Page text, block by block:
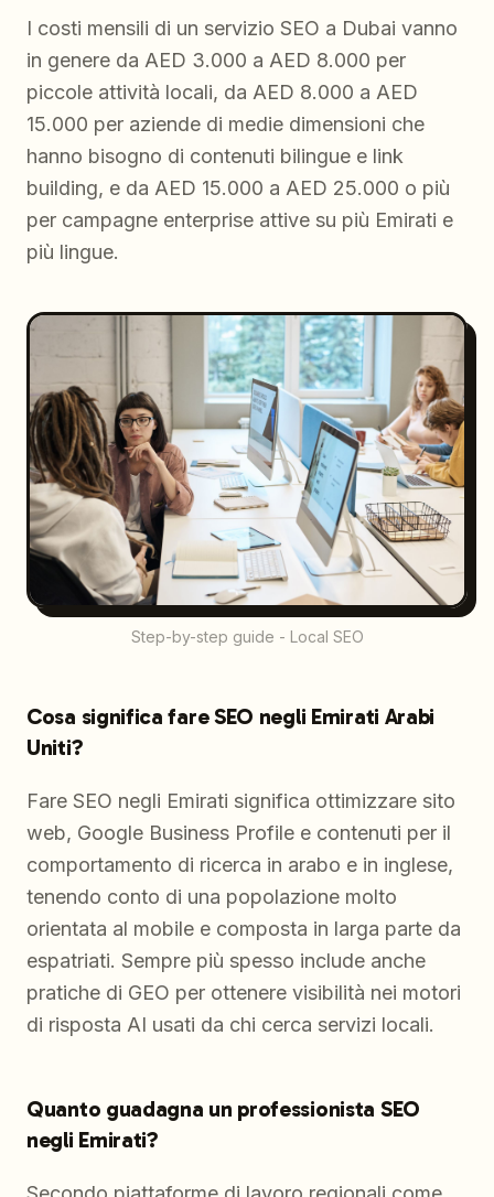
I costi mensili di un servizio SEO a Dubai vanno
in genere da AED 3.000 a AED 8.000 per
piccole attività locali, da AED 8.000 a AED
15.000 per aziende di medie dimensioni che
hanno bisogno di contenuti bilingue e link
building, e da AED 15.000 a AED 25.000 o più
per campagne enterprise attive su più Emirati e
più lingue.
Step-by-step guide - Local SEO
Cosa significa fare SEO negli Emirati Arabi
Uniti?
Fare SEO negli Emirati significa ottimizzare sito
web, Google Business Profile e contenuti per il
comportamento di ricerca in arabo e in inglese,
tenendo conto di una popolazione molto
orientata al mobile e composta in larga parte da
espatriati. Sempre più spesso include anche
pratiche di GEO per ottenere visibilità nei motori
di risposta AI usati da chi cerca servizi locali.
Quanto guadagna un professionista SEO
negli Emirati?